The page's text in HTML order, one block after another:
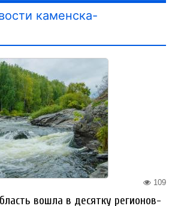
каменска-
109
вошла в десятку регионов-